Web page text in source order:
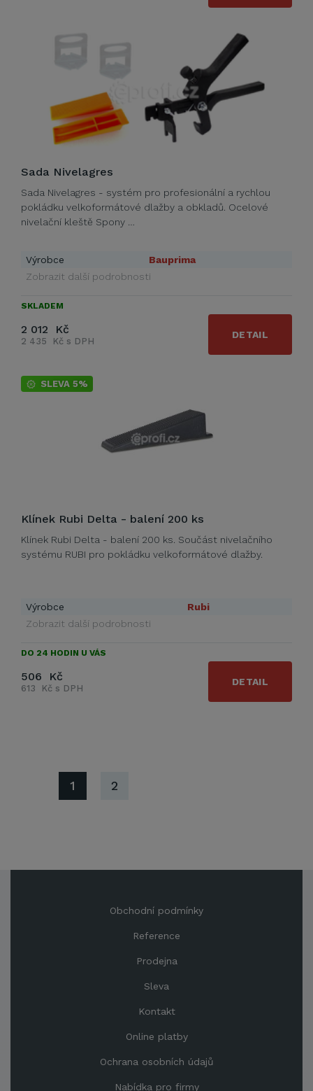
Sada Nivelagres
Sada Nivelagres - systém pro profesionální a rychlou
pokládku velkoformátové dlažby a obkladů. Ocelové
nivelační kleště Spony …
Výrobce
Bauprima
Zobrazit další podrobnosti
SKLADEM
2 012 Kč
2 435 Kč s DPH
DETAIL
SLEVA 5%
Klínek Rubi Delta - balení 200 ks
Klínek Rubi Delta - balení 200 ks. Součást nivelačního
systému RUBI pro pokládku velkoformátové dlažby.
Výrobce
Rubi
Zobrazit další podrobnosti
DO 24 HODIN U VÁS
506 Kč
613 Kč s DPH
DETAIL
1 2
Obchodní podmínky
Reference
Prodejna
Sleva
Kontakt
Online platby
Ochrana osobních údajů
Nabídka pro firmy